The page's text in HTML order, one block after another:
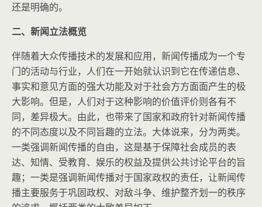
还是明确的。
二、新闻立法概览
伴随着大众传播技术的发展和应用，新闻传播成为一个专
门的活动与行业，人们在一开始就认识到它在传递信息、
事实和意见方面的强大功能及对于社会方方面面产生的极
大影响。但是，人们对于这种影响的价值评价则各有不
同，差异极大。由此，也带来了国家和政府针对新闻传播
的不同态度以及不同旨趣的立法。大体说来，分为两类。
一类强调新闻传播的自由，这是基于保障社会成员的表
达、知情、受教育、娱乐的权益及提供公共讨论平台的旨
趣；一类是强调新闻传播对于国家政权的责任，让新闻传
播主要服务于巩固政权、对敌斗争、维护整齐划一的秩序